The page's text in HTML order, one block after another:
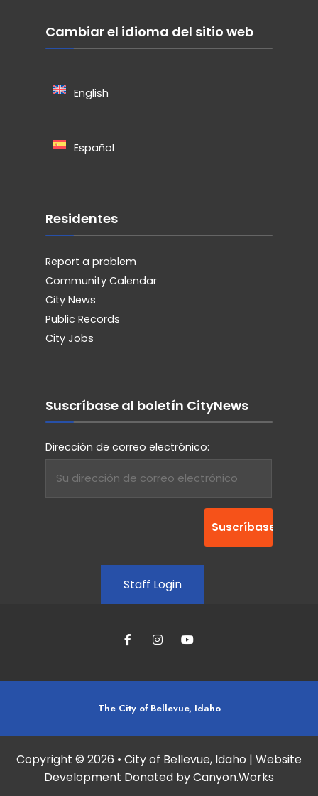
Cambiar el idioma del sitio web
English
Español
Residentes
Report a problem
Community Calendar
City News
Public Records
City Jobs
Suscríbase al boletín CityNews
Dirección de correo electrónico:
Staff Login
The City of Bellevue, Idaho
Copyright © 2026 • City of Bellevue, Idaho | Website
Development Donated byCanyon.Works